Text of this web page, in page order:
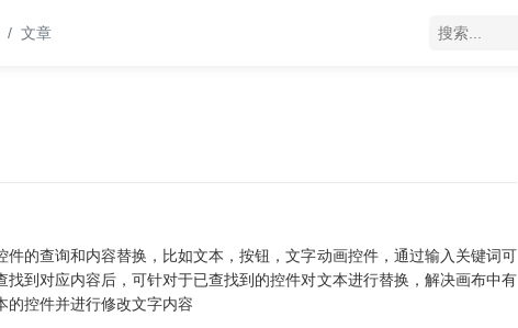
文章
件的查询和内容替换，比如文本，按钮，文字动画控件，通过输入关键词可
找到对应内容后，可针对于已查找到的控件对文本进行替换，解决画布中有
的控件并进行修改文字内容